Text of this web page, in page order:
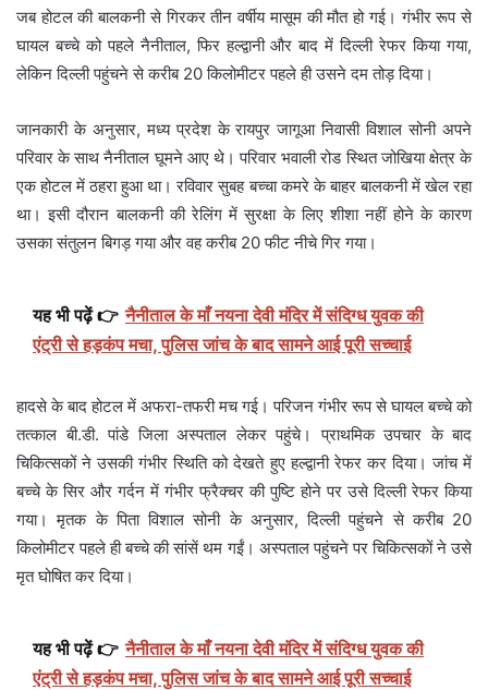
जब होटल की बालकनी से गिरकर तीन वर्षीय मासूम की मौत हो गई। गंभीर रूप से
घायल बच्चे को पहले नैनीताल, फिर हल्द्वानी और बाद में दिल्ली रेफर किया गया,
लेकिन दिल्ली पहुंचने से करीब 20 किलोमीटर पहले ही उसने दम तोड़ दिया।
जानकारी के अनुसार, मध्य प्रदेश के रायपुर जागूआ निवासी विशाल सोनी अपने
परिवार के साथ नैनीताल घूमने आए थे। परिवार भवाली रोड स्थित जोखिया क्षेत्र के
एक होटल में ठहरा हुआ था। रविवार सुबह बच्चा कमरे के बाहर बालकनी में खेल रहा
था। इसी दौरान बालकनी की रेलिंग में सुरक्षा के लिए शीशा नहीं होने के कारण
उसका संतुलन बिगड़ गया और वह करीब 20 फीट नीचे गिर गया।
यह भी पढ़ें 👉 नैनीताल के माँ नयना देवी मंदिर में संदिग्ध युवक की
एंट्री से हड़कंप मचा, पुलिस जांच के बाद सामने आई पूरी सच्चाई
हादसे के बाद होटल में अफरा-तफरी मच गई। परिजन गंभीर रूप से घायल बच्चे को
तत्काल बी.डी. पांडे जिला अस्पताल लेकर पहुंचे। प्राथमिक उपचार के बाद
चिकित्सकों ने उसकी गंभीर स्थिति को देखते हुए हल्द्वानी रेफर कर दिया। जांच में
बच्चे के सिर और गर्दन में गंभीर फ्रैक्चर की पुष्टि होने पर उसे दिल्ली रेफर किया
गया। मृतक के पिता विशाल सोनी के अनुसार, दिल्ली पहुंचने से करीब 20
किलोमीटर पहले ही बच्चे की सांसें थम गईं। अस्पताल पहुंचने पर चिकित्सकों ने उसे
मृत घोषित कर दिया।
यह भी पढ़ें 👉 नैनीताल के माँ नयना देवी मंदिर में संदिग्ध युवक की
एंट्री से हड़कंप मचा, पुलिस जांच के बाद सामने आई पूरी सच्चाई